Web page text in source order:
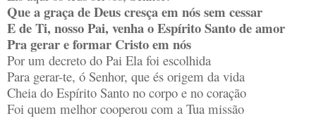
Que a graça de Deus cresça em nós sem cessar
E de Ti, nosso Pai, venha o Espírito Santo de amor
Pra gerar e formar Cristo em nós
Por um decreto do Pai Ela foi escolhida
Para gerar-te, ó Senhor, que és origem da vida
Cheia do Espírito Santo no corpo e no coração
Foi quem melhor cooperou com a Tua missão